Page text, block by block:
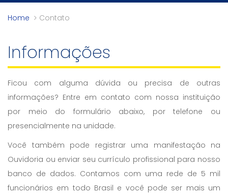
Home Contato
Informações
Ficou com alguma dúvida ou precisa de outras
informações? Entre em contato com nossa instituição
por meio do formulário abaixo, por telefone ou
presencialmente na unidade.
Você também pode registrar uma manifestação na
Ouvidoria ou enviar seu currículo profissional para nosso
banco de dados. Contamos com uma rede de 5 mil
funcionários em todo Brasil e você pode ser mais um